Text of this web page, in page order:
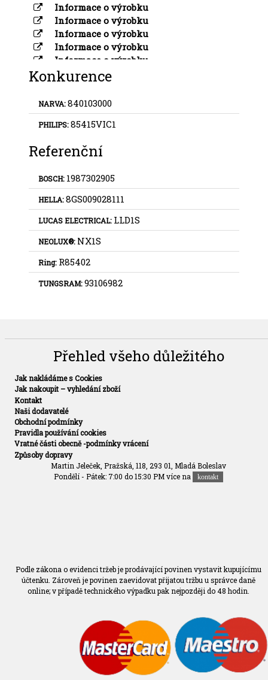
Informace o výrobku
Informace o výrobku
Informace o výrobku
Informace o výrobku
Informace o výrobku
Informace o výrobku
Konkurence
NARVA: 840103000
PHILIPS: 85415VIC1
Referenční
BOSCH: 1987302905
HELLA: 8GS009028111
LUCAS ELECTRICAL: LLD1S
NEOLUX®: NX1S
Ring: R85402
TUNGSRAM: 93106982
Přehled všeho důležitého
Jak nakládáme s Cookies
Jak nakoupit – vyhledání zboží
Kontakt
Naši dodavatelé
Obchodní podmínky
Pravidla používání cookies
Vratné části obecně -podmínky vrácení
Způsoby dopravy
Martin Jeleček, Pražská, 118, 293 01, Mladá Boleslav
Pondělí - Pátek: 7:00 do 15:30 PM více na
kontakt
Podle zákona o evidenci tržeb je prodávající povinen vystavit kupujícímu
účtenku. Zároveň je povinen zaevidovat přijatou tržbu u správce daně
online; v případě technického výpadku pak nejpozději do 48 hodin.